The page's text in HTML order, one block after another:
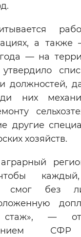
а
— на
должностей,
них
другие
хозяйств.
смог без
—